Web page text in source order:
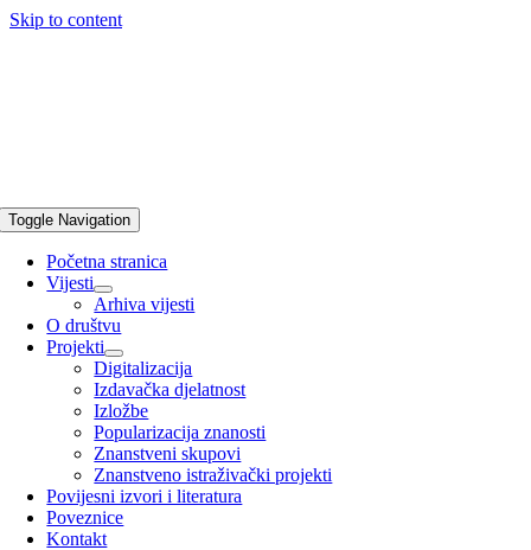
Skip to content
Toggle Navigation
Početna stranica
Vijesti
Arhiva vijesti
O društvu
Projekti
Digitalizacija
Izdavačka djelatnost
Izložbe
Popularizacija znanosti
Znanstveni skupovi
Znanstveno istraživački projekti
Povijesni izvori i literatura
Poveznice
Kontakt